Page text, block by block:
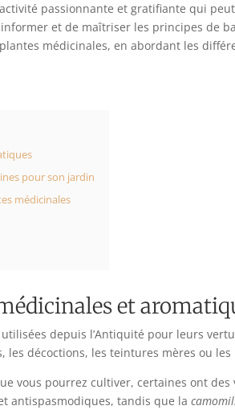
passionnante et gratifiante qui
et de maîtriser les principes de
médicinales, en abordant les
pour son jardin
médicinales
et
depuis l’Antiquité pour leurs
décoctions, les teintures mères ou
vous pourrez cultiver, certaines ont
antispasmodiques, tandis que la